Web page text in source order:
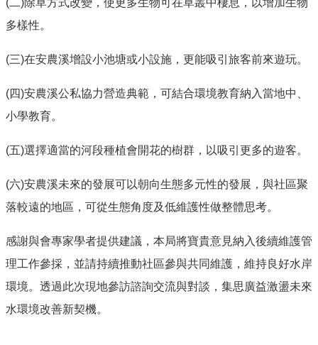
(二)除草方式改變，使更多生物可在草叢中棲息，以增加生物
多樣性。
(三)在安農溪增設小池塘或小設施，更能吸引旅客前來遊玩。
(四)安農溪公私協力營造典範，可結合環境教育納入當地中、
小學教育。
(五)選擇適當的河段種植會開花的樹群，以吸引更多的遊客。
(六)安農溪未來的發展可以朝向生態多元性的發展，與社區聚
落較遠的地區，可從生態角度及低維護性做整體思考。
感謝與會專家學者提供建議，本局將寶貴意見納入後續維護管
理工作參採，並請持續推動社區參與共同維護，維持良好水岸
環境。透過此次現地參訪諮詢交流與對談，集思廣益激盪未來
水環境改善新契機。